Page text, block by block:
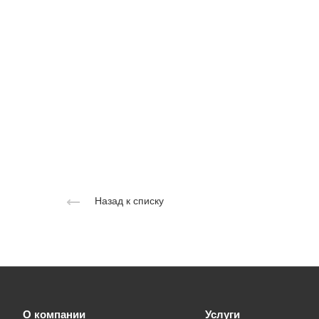
Назад к списку
О компании Услуги